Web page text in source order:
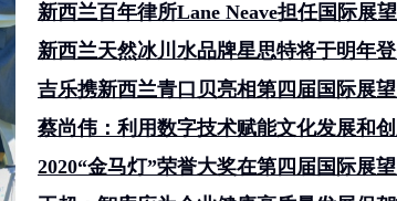
新西兰百年律所Lane Neave担任国际展
新西兰天然冰川水品牌星思特将于明年
吉乐携新西兰青口贝亮相第四届国际展
蔡尚伟：利用数字技术赋能文化发展和
2020“金马灯”荣誉大奖在第四届国际展